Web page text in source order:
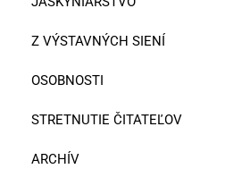
Z VÝSTAVNÝCH SIENÍ
OSOBNOSTI
STRETNUTIE ČITATEĽOV
ARCHÍV